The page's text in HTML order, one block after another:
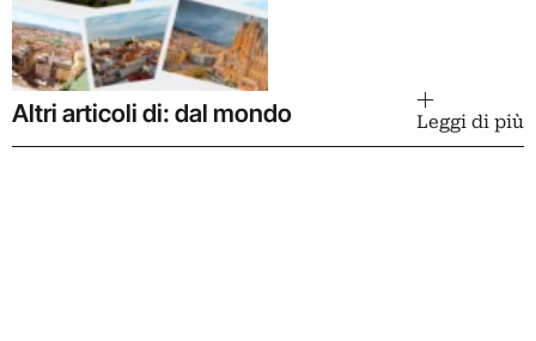
Altri articoli di: dal mondo Leggi di più